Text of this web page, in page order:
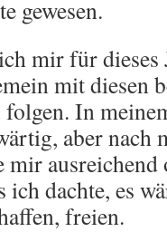
gewesen.
mir für dieses
mit diesen
In
aber nach
mir
ich dachte, es
freien.